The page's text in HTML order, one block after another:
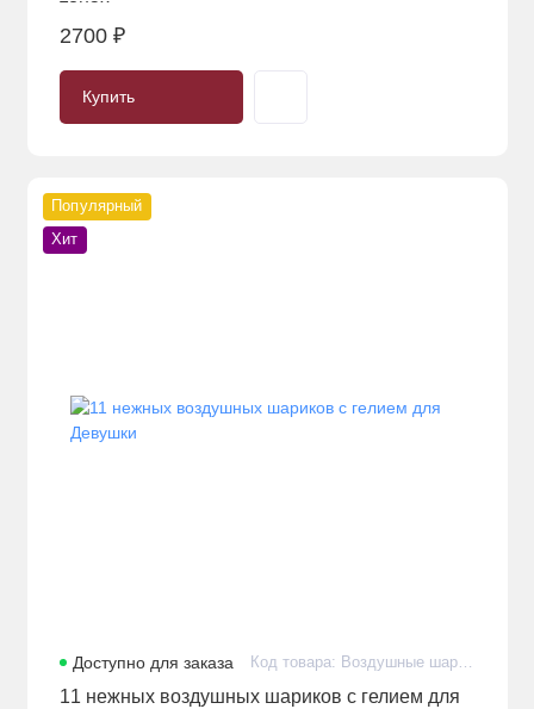
тонах
2700 ₽
Купить
Популярный
Хит
Доступно для заказа Код товара: Воздушные шарики с гелием премиум в количестве 11 штук
11 нежных воздушных шариков с гелием для